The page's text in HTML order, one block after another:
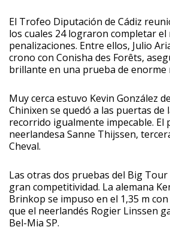
El Trofeo Diputación de Cádiz
los cuales 24 lograron completar
penalizaciones. Entre ellos, Julio
crono con Conisha des Forêts,
brillante en una prueba de enorme
Muy cerca estuvo Kevin González
Chinixen se quedó a las puertas de
recorrido igualmente impecable. El
neerlandesa Sanne Thijssen,
Cheval.
Las otras dos pruebas del Big
gran competitividad. La alemana
Brinkop se impuso en el 1,35 m
que el neerlandés Rogier Linssen
Bel-Mia SP.